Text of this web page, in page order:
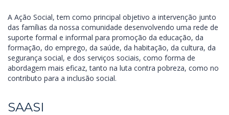
A Ação Social, tem como principal objetivo a intervenção junto
das famílias da nossa comunidade desenvolvendo uma rede de
suporte formal e informal para promoção da educação, da
formação, do emprego, da saúde, da habitação, da cultura, da
segurança social, e dos serviços sociais, como forma de
abordagem mais eficaz, tanto na luta contra pobreza, como no
contributo para a inclusão social.
SAASI